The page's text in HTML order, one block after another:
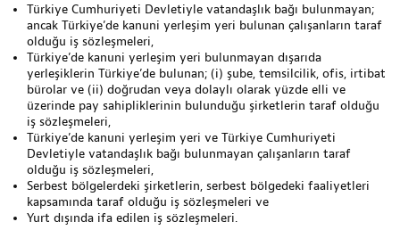
Türkiye Cumhuriyeti Devletiyle vatandaşlık bağı bulunmayan;
ancak Türkiye’de kanuni yerleşim yeri bulunan çalışanların taraf
olduğu iş sözleşmeleri,
Türkiye’de kanuni yerleşim yeri bulunmayan dışarıda
yerleşiklerin Türkiye’de bulunan; (i) şube, temsilcilik, ofis, irtibat
bürolar ve (ii) doğrudan veya dolaylı olarak yüzde elli ve
üzerinde pay sahipliklerinin bulunduğu şirketlerin taraf olduğu
iş sözleşmeleri,
Türkiye’de kanuni yerleşim yeri ve Türkiye Cumhuriyeti
Devletiyle vatandaşlık bağı bulunmayan çalışanların taraf
olduğu iş sözleşmeleri,
Serbest bölgelerdeki şirketlerin, serbest bölgedeki faaliyetleri
kapsamında taraf olduğu iş sözleşmeleri ve
Yurt dışında ifa edilen iş sözleşmeleri.